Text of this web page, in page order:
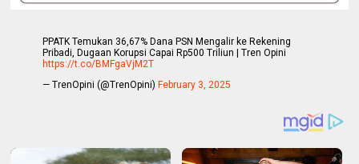
PPATK Temukan 36,67% Dana PSN Mengalir ke Rekening
Pribadi, Dugaan Korupsi Capai Rp500 Triliun | Tren Opini
https://t.co/BMFgaVjM2T
— TrenOpini (@TrenOpini) February 3, 2025